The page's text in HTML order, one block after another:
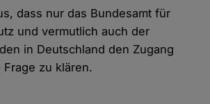
dass nur das Bundesamt für
und vermutlich auch der
in Deutschland den Zugang
zu klären.